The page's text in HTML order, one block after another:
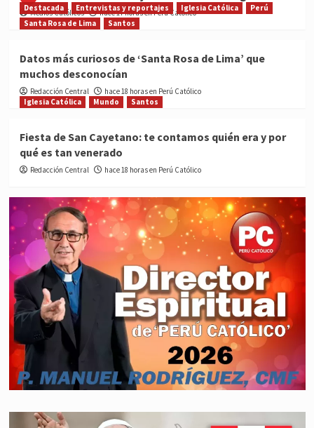
Medios Católicos hace 17 horas en Perú Católico
Destacada Entrevistas y reportajes Iglesia Católica
Perú
Santa Rosa de Lima
Santos
Datos más curiosos de ‘Santa Rosa de Lima’ que
muchos desconocían
Redacción Central
hace 18 horas en Perú Católico
Iglesia Católica
Mundo Santos
Fiesta de San Cayetano: te contamos quién era y por
qué es tan venerado
Redacción Central hace 18 horas en Perú Católico